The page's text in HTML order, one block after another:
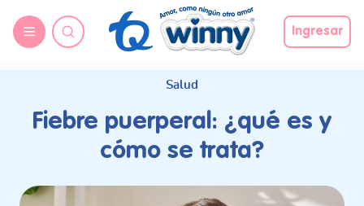
Ingresar
Salud
Fiebre puerperal: ¿qué es y
cómo se trata?